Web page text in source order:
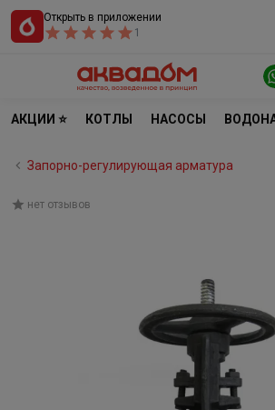
Открыть в приложении
1
АКЦИИ ⭐ КОТЛЫ НАСОСЫ
Запорно-регулирующая арматура
нет отзывов